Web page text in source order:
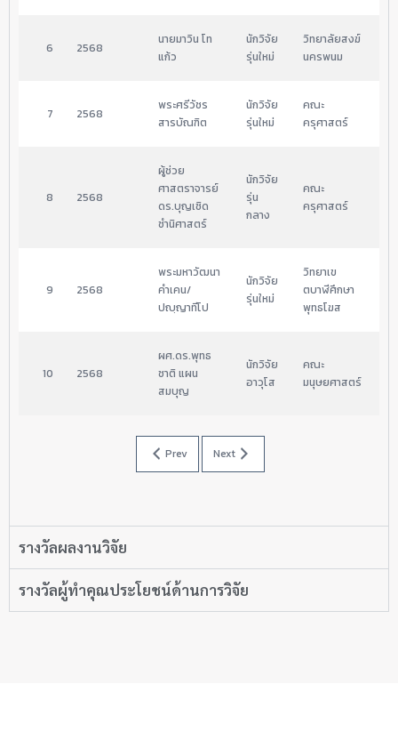
6 2568
นายมาวิน โท
แก้ว
นักวิจัย
รุ่นใหม่
วิทยาลัยสงฆ์
นครพนม
7 2568
พระศรีวัชร
สารบัณฑิต
นักวิจัย
รุ่นใหม่
คณะ
ครุศาสตร์
8 2568
ผู้ช่วย
ศาสตราจารย์
ดร.บุญเชิด
ชำนิศาสตร์
นักวิจัย
รุ่น
กลาง
คณะ
ครุศาสตร์
9 2568
พระมหาวัฒนา
คำเคน/
ปญฺญาทีโป
นักวิจัย
รุ่นใหม่
วิทยาเข
ตบาฬีศึกษา
พุทธโฆส
10 2568
ผศ.ดร.พุทธ
ชาติ แผน
สมบุญ
นักวิจัย
อาวุโส
คณะ
มนุษยศาสตร์
Prev Next
รางวัลผลงานวิจัย
รางวัลผู้ทำคุณประโยชน์ด้านการวิจัย